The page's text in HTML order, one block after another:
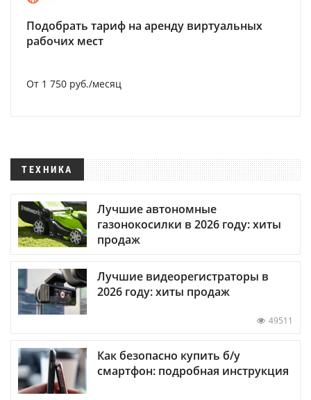
Подобрать тариф на аренду виртуальных
рабочих мест
От 1 750 руб./месяц
ТЕХНИКА
Лучшие автономные
газонокосилки в 2026 году: хиты
продаж
Лучшие видеорегистраторы в
2026 году: хиты продаж
49511
Как безопасно купить б/у
смартфон: подробная инструкция